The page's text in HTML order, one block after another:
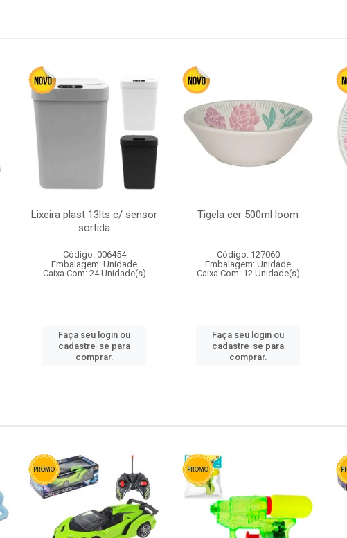
Lixeira plast 13lts c/ sensor
sortida
Código: 006454
Embalagem: Unidade
Caixa Com: 24 Unidade(s)
Faça seu login ou
cadastre-se para
comprar.
Tigela cer 500ml loom
Código: 127060
Embalagem: Unidade
Caixa Com: 12 Unidade(s)
Faça seu login ou
cadastre-se para
comprar.